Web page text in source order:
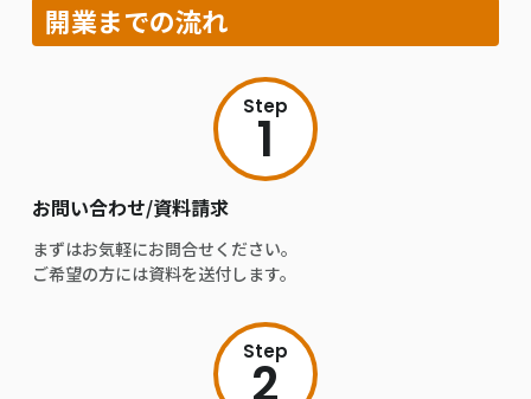
開業までの流れ
Step
1
お問い合わせ/資料請求
まずはお気軽にお問合せください。
ご希望の方には資料を送付します。
Step
2